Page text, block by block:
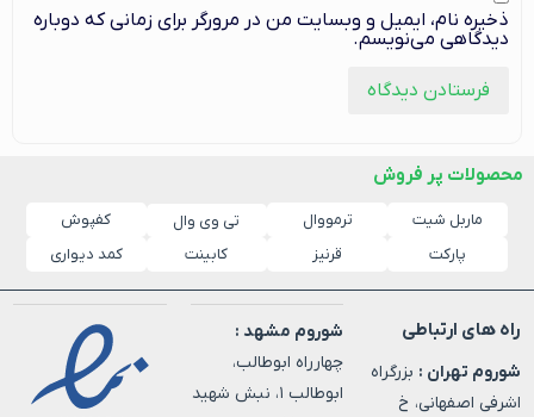
ذخیره نام، ایمیل و وبسایت من در مرورگر برای زمانی که دوباره
دیدگاهی می‌نویسم.
محصولات پر فروش
ماربل شیت ترمووال تی وی وال
کفپوش
پارکت
قرنیز کابینت کمد دیواری
راه های ارتباطی
شوروم تهران : بزرگراه
اشرفی اصفهانی، خ
شوروم مشهد :
چهارراه ابوطالب،
ابوطالب ۱، نبش شهید